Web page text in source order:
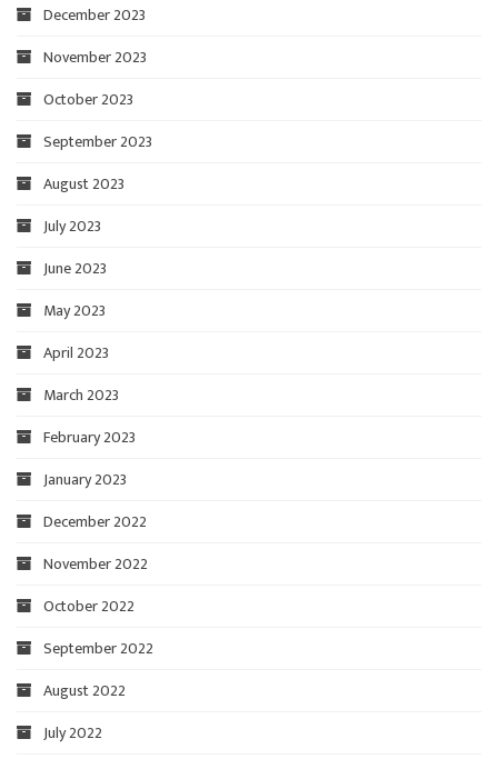
December 2023
November 2023
October 2023
September 2023
August 2023
July 2023
June 2023
May 2023
April 2023
March 2023
February 2023
January 2023
December 2022
November 2022
October 2022
September 2022
August 2022
July 2022